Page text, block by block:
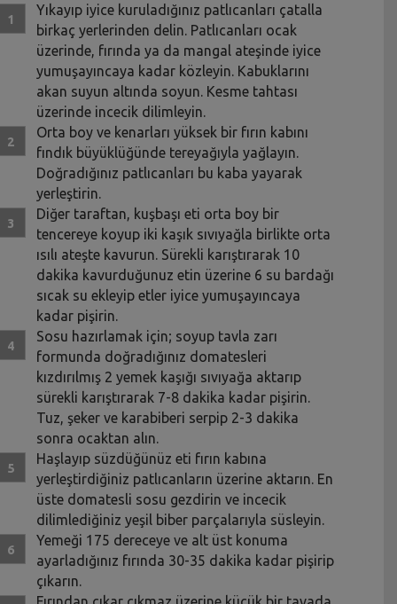
Yıkayıp iyice kuruladığınız patlıcanları çatalla
birkaç yerlerinden delin. Patlıcanları ocak
üzerinde, fırında ya da mangal ateşinde iyice
yumuşayıncaya kadar közleyin. Kabuklarını
akan suyun altında soyun. Kesme tahtası
üzerinde incecik dilimleyin.
Orta boy ve kenarları yüksek bir fırın kabını
fındık büyüklüğünde tereyağıyla yağlayın.
Doğradığınız patlıcanları bu kaba yayarak
yerleştirin.
Diğer taraftan, kuşbaşı eti orta boy bir
tencereye koyup iki kaşık sıvıyağla birlikte orta
ısılı ateşte kavurun. Sürekli karıştırarak 10
dakika kavurduğunuz etin üzerine 6 su bardağı
sıcak su ekleyip etler iyice yumuşayıncaya
kadar pişirin.
Sosu hazırlamak için; soyup tavla zarı
formunda doğradığınız domatesleri
kızdırılmış 2 yemek kaşığı sıvıyağa aktarıp
sürekli karıştırarak 7-8 dakika kadar pişirin.
Tuz, şeker ve karabiberi serpip 2-3 dakika
sonra ocaktan alın.
Haşlayıp süzdüğünüz eti fırın kabına
yerleştirdiğiniz patlıcanların üzerine aktarın. En
üste domatesli sosu gezdirin ve incecik
dilimlediğiniz yeşil biber parçalarıyla süsleyin.
Yemeği 175 dereceye ve alt üst konuma
ayarladığınız fırında 30-35 dakika kadar pişirip
çıkarın.